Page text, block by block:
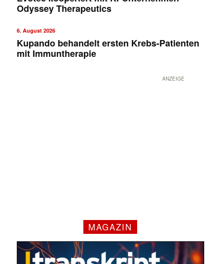
Odyssey Therapeutics
6. August 2026
Kupando behandelt ersten Krebs-Patienten
mit Immuntherapie
ANZEIGE
MAGAZIN